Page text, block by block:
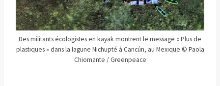
Des militants écologistes en kayak montrent le message « Plus de
plastiques » dans la lagune Nichupté à Cancún, au Mexique.© Paola
Chiomante / Greenpeace